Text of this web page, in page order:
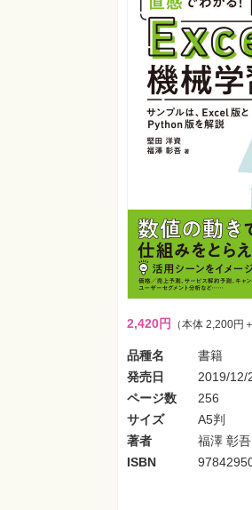
2,420円 （本体 2,200円
品種名
書籍
発売日
2019/12/
ページ数
256
サイズ
A5判
著者
福澤 彰
ISBN